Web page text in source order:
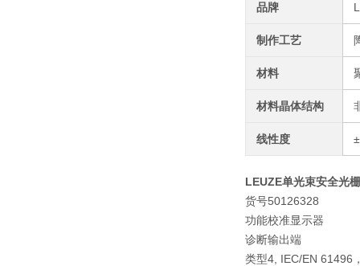
品牌
制作工艺
材料
材料晶体结构
线性度
LEUZE单光束安全光
货号50126328
功能校准显示器
诊断输出端
类型4, IEC/EN 61496